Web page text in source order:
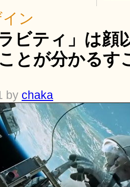
ン
ビティ」は顔
とが分かるす
by chaka